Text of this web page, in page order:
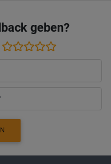
geben?